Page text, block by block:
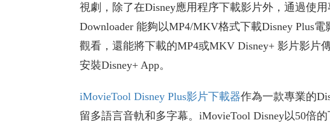
視劇，除了在Disney應用程序下載影片外，通過使
Downloader 能夠以MP4/MKV格式下載Disney Plus
觀看，還能將下載的MP4或MKV Disney+ 影片影片
安裝Disney+ App。
iMovieTool Disney Plus影片下載器作為一款專業的
留多語言音軌和多字幕。iMovieTool Disney以50倍